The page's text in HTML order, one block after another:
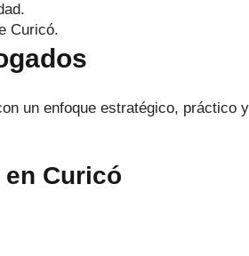
Curicó.
un enfoque estratégico, práctico
Curicó